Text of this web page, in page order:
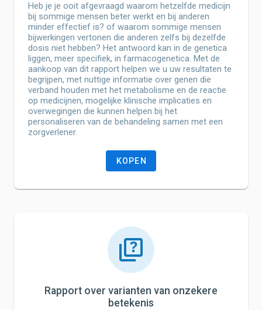
Heb je je ooit afgevraagd waarom hetzelfde medicijn
bij sommige mensen beter werkt en bij anderen
minder effectief is? of waarom sommige mensen
bijwerkingen vertonen die anderen zelfs bij dezelfde
dosis niet hebben? Het antwoord kan in de genetica
liggen, meer specifiek, in farmacogenetica. Met de
aankoop van dit rapport helpen we u uw resultaten te
begrijpen, met nuttige informatie over genen die
verband houden met het metabolisme en de reactie
op medicijnen, mogelijke klinische implicaties en
overwegingen die kunnen helpen bij het
personaliseren van de behandeling samen met een
zorgverlener.
KOPEN
Rapport over varianten van onzekere
betekenis